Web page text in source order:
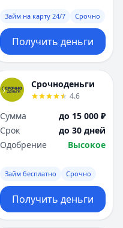
Займ на карту 24/7 Срочно
Получить деньги
Срочноденьги
4.6
Сумма
до 15 000 ₽
Срок
до 30 дней
Одобрение
Высокое
Займ бесплатно Срочно
Получить деньги